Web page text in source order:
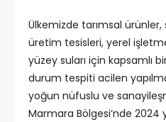
Ülkemizde tarımsal
üretim tesisleri, yerel
yüzey suları için kapsamlı
durum tespiti acilen
yoğun nüfuslu ve
Marmara Bölgesi’nde 2024